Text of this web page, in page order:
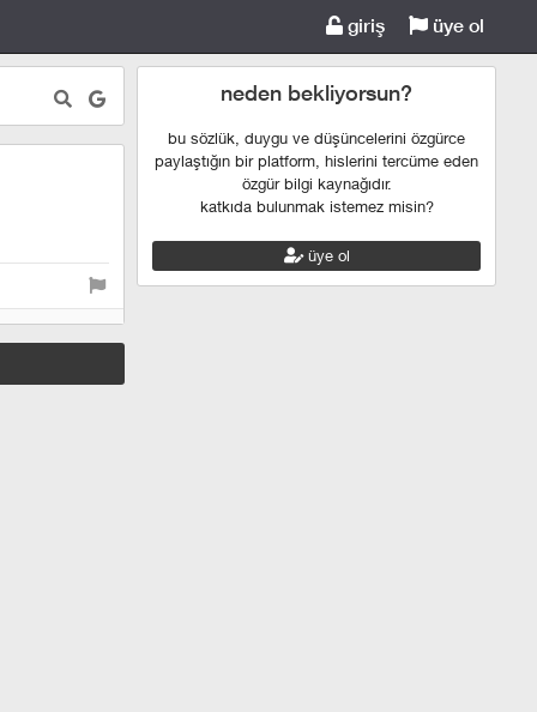
giriş üye ol
neden bekliyorsun?
bu sözlük, duygu ve düşüncelerini özgürce
paylaştığın bir platform, hislerini tercüme eden
özgür bilgi kaynağıdır.
katkıda bulunmak istemez misin?
üye ol